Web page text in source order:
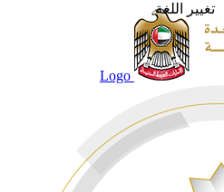
تغيير اللغة
Logo